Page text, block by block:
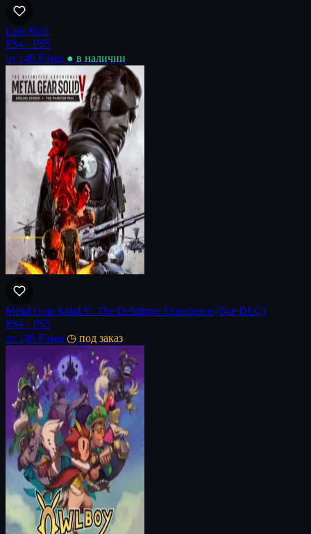
Late Shift
PS4 · PS5
от 149 ₽/нед ● в наличии
Metal Gear Solid V: The Definitive Experience (Все DLC)
PS4 · PS5
от 149 ₽/нед ◷ под заказ